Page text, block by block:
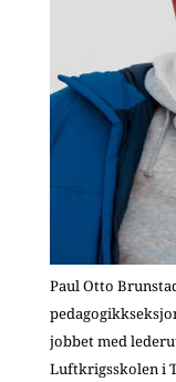
Paul Otto
jobbet med
Luftkrigsskolen i